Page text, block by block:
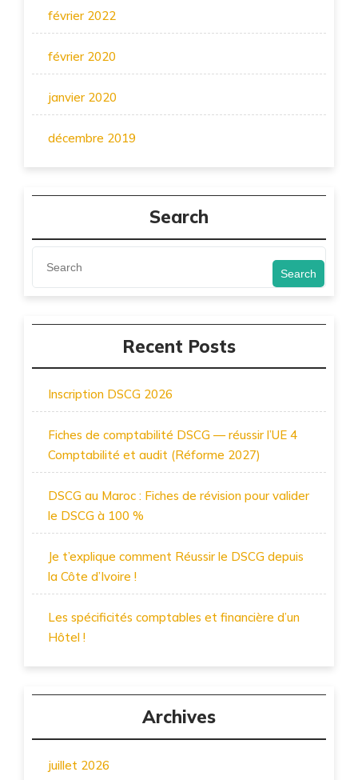
février 2022
février 2020
janvier 2020
décembre 2019
Search
Search
Recent Posts
Inscription DSCG 2026
Fiches de comptabilité DSCG — réussir l’UE 4
Comptabilité et audit (Réforme 2027)
DSCG au Maroc : Fiches de révision pour valider
le DSCG à 100 %
Je t’explique comment Réussir le DSCG depuis
la Côte d’Ivoire !
Les spécificités comptables et financière d’un
Hôtel !
Archives
juillet 2026